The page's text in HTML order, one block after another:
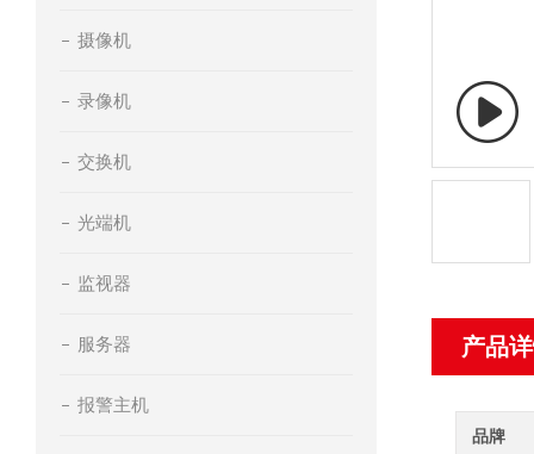
摄像机
录像机
交换机
光端机
监视器
服务器
报警主机
产品
品牌